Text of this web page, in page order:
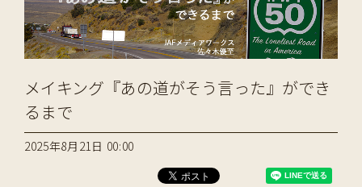
メイキング『あの道がそう言った』ができ
るまで
2025年8月21日 00:00